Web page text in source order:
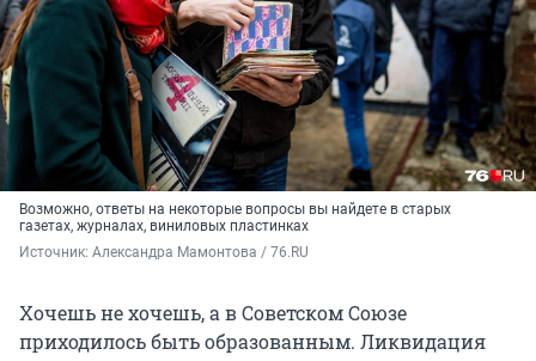
Возможно, ответы на некоторые вопросы вы найдете в старых
газетах, журналах, виниловых пластинках
Источник: Александра Мамонтова / 76.RU
Хочешь не хочешь, а в Советском Союзе
приходилось быть образованным. Ликвидация